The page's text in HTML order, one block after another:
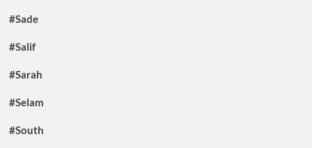
#Sade
#Salif
#Sarah
#Selam
#South